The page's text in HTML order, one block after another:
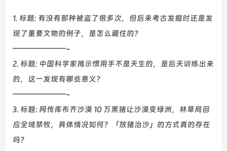
1. 标题: 有没有那种被盗了很多次，但后来考古发掘时还是发
现了重要文物的例子，是怎么藏住的？
———————-
2. 标题: 中国科学家揭示惯用手不是天生的，是后天训练出来
的，这一发现有哪些意义？
———————-
3. 标题: 网传库布齐沙漠 10 万黑猪让沙漠变绿洲，林草局回
应全域禁牧，具体情况如何？「放猪治沙」的方式真的存在
吗？